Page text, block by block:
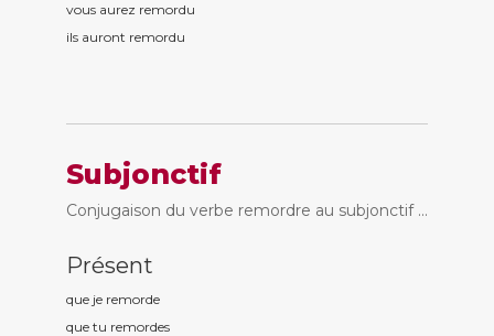
vous aurez remordu
ils auront remordu
Subjonctif
Conjugaison du verbe remordre au subjonctif ...
Présent
que je remorde
que tu remordes